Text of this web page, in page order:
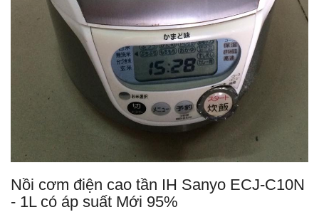
Nồi cơm điện cao tần IH Sanyo ECJ-C10N
- 1L có áp suất Mới 95%